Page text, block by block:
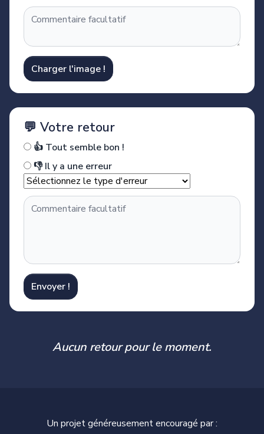
Charger l'image !
💬 Votre retour
👍 Tout semble bon !
👎 Il y a une erreur
Envoyer !
Aucun retour pour le moment.
Un projet généreusement encouragé par :